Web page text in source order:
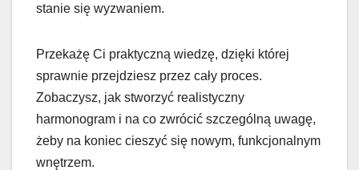
stanie się wyzwaniem.
Przekażę Ci praktyczną wiedzę, dzięki której
sprawnie przejdziesz przez cały proces.
Zobaczysz, jak stworzyć realistyczny
harmonogram i na co zwrócić szczególną uwagę,
żeby na koniec cieszyć się nowym, funkcjonalnym
wnętrzem.